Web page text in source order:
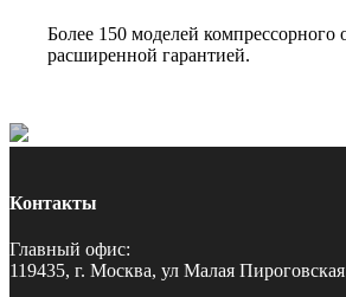
Более 150 моделей компрессорного
расширенной гарантией.
Контакты
Главный офис:
119435, г. Москва, ул Малая